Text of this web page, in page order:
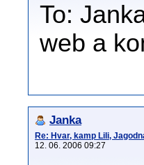
To:
web a
Janka
Re: Hvar, kamp Lili,
12. 06. 2006 09:27